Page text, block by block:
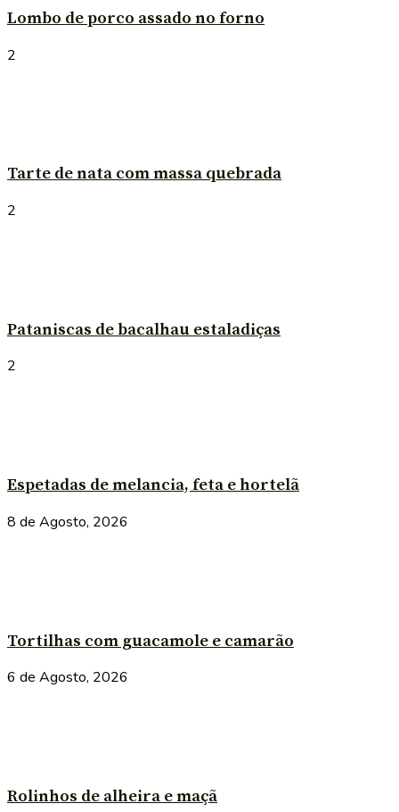
Lombo de porco assado no forno
2
Tarte de nata com massa quebrada
2
Pataniscas de bacalhau estaladiças
2
Espetadas de melancia, feta e hortelã
8 de Agosto, 2026
Tortilhas com guacamole e camarão
6 de Agosto, 2026
Rolinhos de alheira e maçã